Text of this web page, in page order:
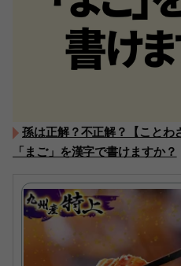
孫は正解？不正解？【ことわ
「まご」を漢字で書けますか？